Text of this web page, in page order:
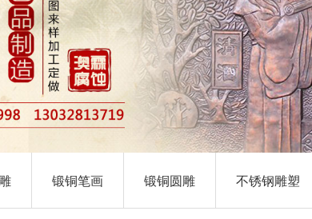
不锈钢雕塑
02 03
锻铜笔画 锻铜圆雕 不锈钢雕塑